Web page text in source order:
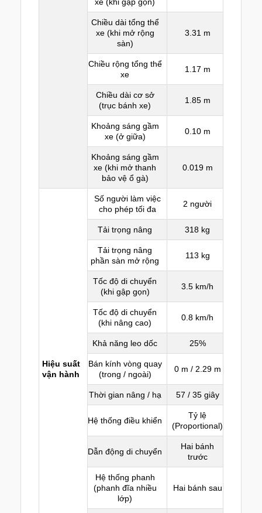
Chiều dài tổng thể
xe (khi mở rộng
sàn)
3.31 m
Chiều rộng tổng thể
xe
1.17 m
Chiều dài cơ sở
(trục bánh xe)
1.85 m
Khoảng sáng gầm
xe (ở giữa)
0.10 m
Khoảng sáng gầm
xe (khi mở thanh
bảo vệ ổ gà)
0.019 m
Hiệu suất
vận hành
Số người làm việc
cho phép tối đa
2 người
Tải trọng nâng 318 kg
Tải trọng nâng
phần sàn mở rộng
113 kg
Tốc độ di chuyển
(khi gập gọn)
3.5 km/h
Tốc độ di chuyển
(khi nâng cao)
0.8 km/h
Khả năng leo dốc 25%
Bán kính vòng quay
(trong / ngoài)
0 m / 2.29 m
Thời gian nâng / hạ 57 / 35 giây
Hệ thống điều khiển
Tỷ lệ
(Proportional)
Dẫn động di chuyển
Hai bánh
trước
Hệ thống phanh
(phanh đĩa nhiều
lớp)
Hai bánh sau